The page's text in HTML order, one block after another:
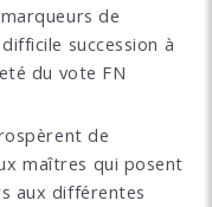
de
succession à
du vote FN
de
maîtres qui posent
aux différentes